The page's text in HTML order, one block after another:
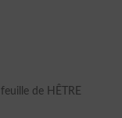
de HÊTRE